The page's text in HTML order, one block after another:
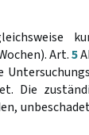
Art.5
Die